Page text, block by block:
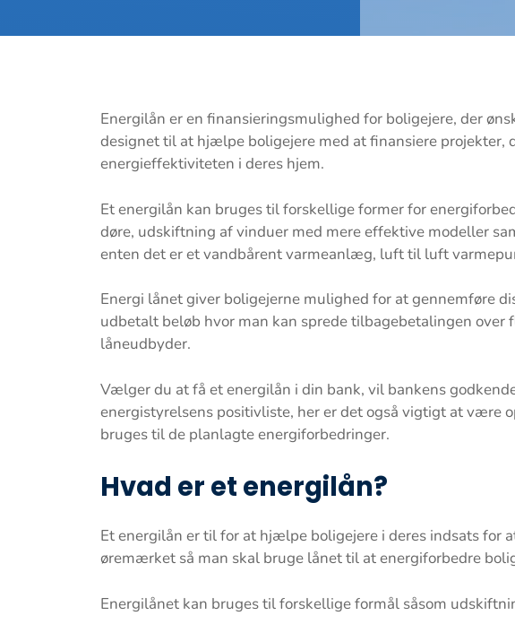
Energilån er en finansieringsmulighed for boligejere, der
designet til at hjælpe boligejere med at finansiere projekter,
energieffektiviteten i deres hjem.
Et energilån kan bruges til forskellige former for
døre, udskiftning af vinduer med mere effektive modeller
enten det er et vandbårent varmeanlæg, luft til luft
Energi lånet giver boligejerne mulighed for at gennemføre
udbetalt beløb hvor man kan sprede tilbagebetalingen
låneudbyder.
Vælger du at få et energilån i din bank, vil bankens
energistyrelsens positivliste, her er det også vigtigt at
bruges til de planlagte energiforbedringer.
Hvad er et energilån?
Et energilån er til for at hjælpe boligejere i deres indsats for
øremærket så man skal bruge lånet til at energiforbedre
Energilånet kan bruges til forskellige formål såsom